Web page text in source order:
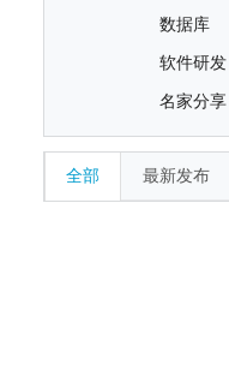
数据库
软件研发
名家分享
全部 最新发布